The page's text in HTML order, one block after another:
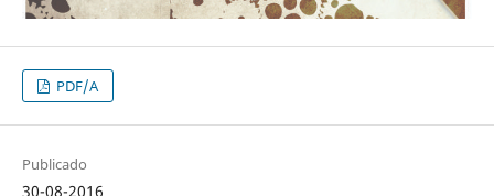
PDF/A
Publicado
30-08-2016